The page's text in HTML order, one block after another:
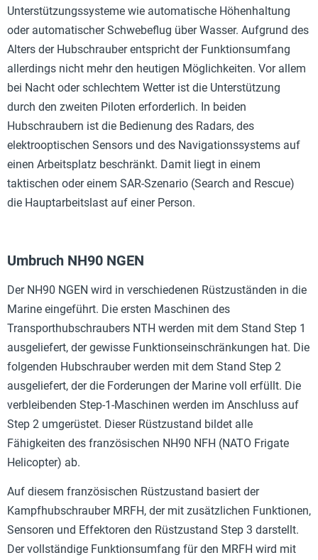
Unterstützungssysteme wie automatische Höhenhaltung
oder automatischer Schwebeflug über Wasser. Aufgrund des
Alters der Hubschrauber entspricht der Funktionsumfang
allerdings nicht mehr den heutigen Möglichkeiten. Vor allem
bei Nacht oder schlechtem Wetter ist die Unterstützung
durch den zweiten Piloten erforderlich. In beiden
Hubschraubern ist die Bedienung des Radars, des
elektrooptischen Sensors und des Navigationssystems auf
einen Arbeitsplatz beschränkt. Damit liegt in einem
taktischen oder einem SAR-Szenario (Search and Rescue)
die Hauptarbeitslast auf einer Person.
Umbruch NH90 NGEN
Der NH90 NGEN wird in verschiedenen Rüstzuständen in die
Marine eingeführt. Die ersten Maschinen des
Transporthubschraubers NTH werden mit dem Stand Step 1
ausgeliefert, der gewisse Funktionseinschränkungen hat. Die
folgenden Hubschrauber werden mit dem Stand Step 2
ausgeliefert, der die Forderungen der Marine voll erfüllt. Die
verbleibenden Step-1-Maschinen werden im Anschluss auf
Step 2 umgerüstet. Dieser Rüstzustand bildet alle
Fähigkeiten des französischen NH90 NFH (NATO Frigate
Helicopter) ab.
Auf diesem französischen Rüstzustand basiert der
Kampfhubschrauber MRFH, der mit zusätzlichen Funktionen,
Sensoren und Effektoren den Rüstzustand Step 3 darstellt.
Der vollständige Funktionsumfang für den MRFH wird mit